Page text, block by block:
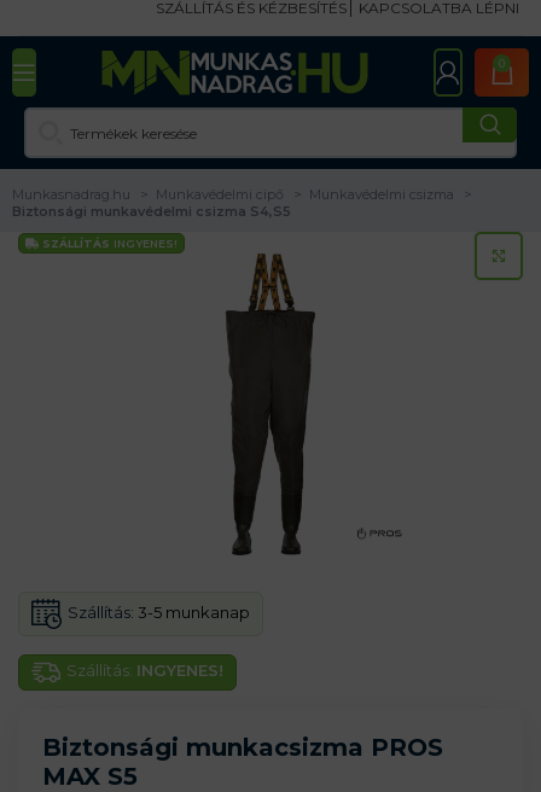
SZÁLLÍTÁS ÉS KÉZBESÍTÉS KAPCSOLATBA LÉPNI
0
Munkasnadrag.hu Munkavédelmi cipő
Munkavédelmi csizma
Biztonsági munkavédelmi csizma S4,S5
SZÁLLÍTÁS INGYENES!
Biztonsági munkacsizma PROS
MAX S5
Szállítás: INGYENES!
Szállítás: 3-5 munkanap